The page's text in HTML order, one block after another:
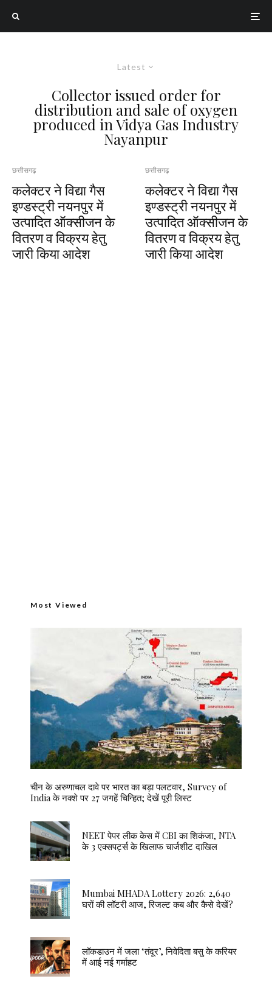
Latest
Collector issued order for
distribution and sale of oxygen
produced in Vidya Gas Industry
Nayanpur
छत्तीसगढ़
कलेक्टर ने विद्या गैस
इण्डस्ट्री नयनपुर में
उत्पादित ऑक्सीजन के
वितरण व विक्रय हेतु
जारी किया आदेश
छत्तीसगढ़
कलेक्टर ने विद्या गैस
इण्डस्ट्री नयनपुर में
उत्पादित ऑक्सीजन के
वितरण व विक्रय हेतु
जारी किया आदेश
Most Viewed
चीन के अरुणाचल दावे पर भारत का बड़ा पलटवार, Survey of
India के नक्शे पर 27 जगहें चिन्हित; देखें पूरी लिस्ट
NEET पेपर लीक केस में CBI का शिकंजा, NTA
के 3 एक्सपर्ट्स के खिलाफ चार्जशीट दाखिल
Mumbai MHADA Lottery 2026: 2,640
घरों की लॉटरी आज, रिजल्ट कब और कैसे देखें?
लॉकडाउन में जला ‘तंदूर’, निवेदिता बसु के करियर
में आई नई गर्माहट